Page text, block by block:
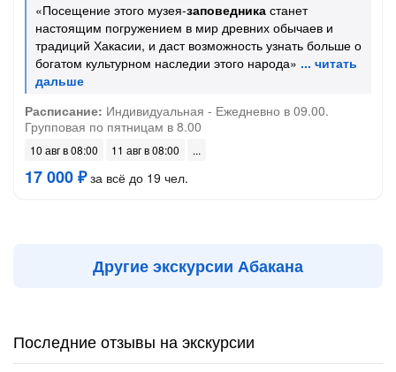
«Посещение этого музея-заповедника станет
настоящим погружением в мир древних обычаев и
традиций Хакасии, и даст возможность узнать больше о
богатом культурном наследии этого народа»
Расписание: Индивидуальная - Ежедневно в 09.00.
Групповая по пятницам в 8.00
10 авг в 08:00 11 авг в 08:00
17 000 ₽за всё до 19 чел.
Другие экскурсии Абакана
Последние отзывы на экскурсии